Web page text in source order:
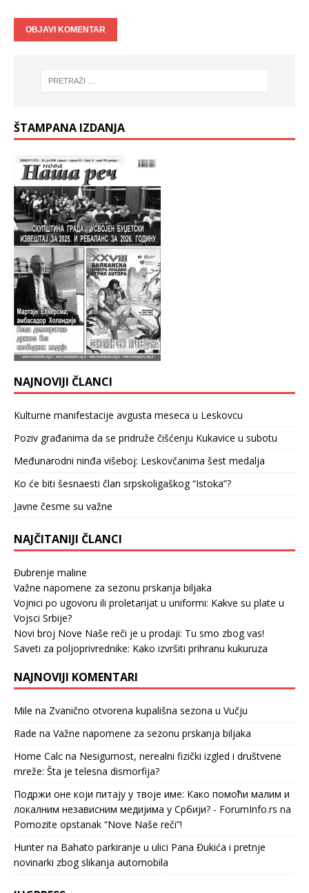
ŠTAMPANA IZDANJA
NAJNOVIJI ČLANCI
Kulturne manifestacije avgusta meseca u Leskovcu
Poziv građanima da se pridruže čišćenju Kukavice u subotu
Međunarodni ninđa višeboj: Leskovčanima šest medalja
Ko će biti šesnaesti član srpskoligaškog “Istoka”?
Javne česme su važne
NAJČITANIJI ČLANCI
Đubrenje maline
Važne napomene za sezonu prskanja biljaka
Vojnici po ugovoru ili proletarijat u uniformi: Kakve su plate u
Vojsci Srbije?
Novi broj Nove Naše reči je u prodaji: Tu smo zbog vas!
Saveti za poljoprivrednike: Kako izvršiti prihranu kukuruza
NAJNOVIJI KOMENTARI
Mile na Zvanično otvorena kupališna sezona u Vučju
Rade na Važne napomene za sezonu prskanja biljaka
Home Calc na Nesigurnost, nerealni fizički izgled i društvene
mreže: Šta je telesna dismorfija?
Подржи оне који питају у твоје име: Како помоћи малим и
локалним независним медијима у Србији? - ForumInfo.rs na
Pomozite opstanak “Nove Naše reči”!
Hunterna Bahato parkiranje u ulici Pana Đukića i pretnje
novinarki zbog slikanja automobila